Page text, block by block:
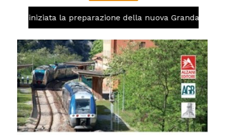
iniziata la preparazione della nuova Granda Volley